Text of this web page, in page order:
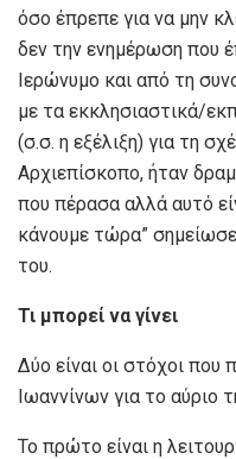
όσο έπρεπε για να μην
δεν την ενημέρωση που
Ιερώνυμο και από τη
με τα εκκλησιαστικά/
(σ.σ. η εξέλιξη) για τη
Αρχιεπίσκοπο, ήταν
που πέρασα αλλά αυτό
κάνουμε τώρα”
του.
Τι μπορεί να γίνει
Δύο είναι οι στόχοι
Ιωαννίνων για το αύριο
Το πρώτο είναι η